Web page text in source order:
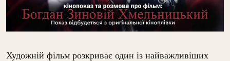
Художній фільм розкриває один із найважливіших